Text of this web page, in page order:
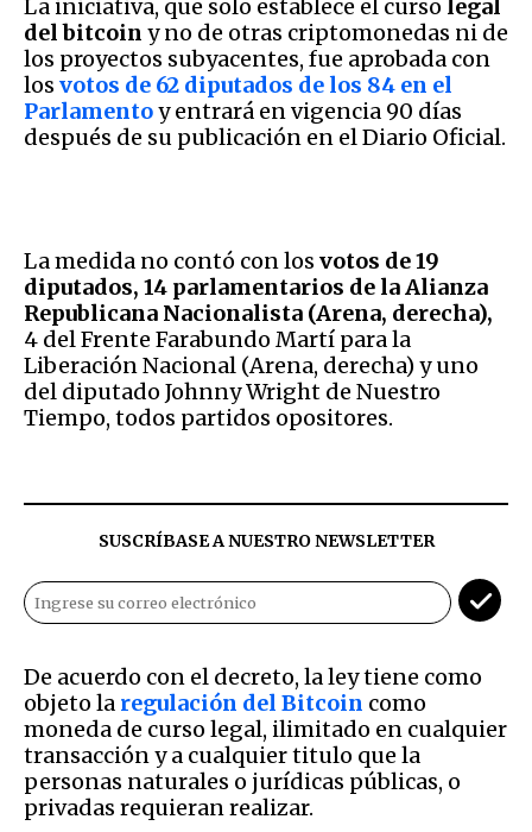
La iniciativa, que solo establece el curso legal
del bitcoin y no de otras criptomonedas ni de
los proyectos subyacentes, fue aprobada con
los votos de 62 diputados de los 84 en el
Parlamentoy entrará en vigencia 90 días
después de su publicación en el Diario Oficial.
La medida no contó con los votos de 19
diputados, 14 parlamentarios de la Alianza
Republicana Nacionalista (Arena, derecha),
4 del Frente Farabundo Martí para la
Liberación Nacional (Arena, derecha) y uno
del diputado Johnny Wright de Nuestro
Tiempo, todos partidos opositores.
SUSCRÍBASE A NUESTRO NEWSLETTER
De acuerdo con el decreto, la ley tiene como
objeto la regulación del Bitcoin como
moneda de curso legal, ilimitado en cualquier
transacción y a cualquier titulo que la
personas naturales o jurídicas públicas, o
privadas requieran realizar.